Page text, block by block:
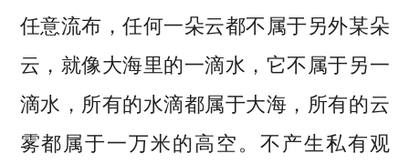
任意流布，任何一朵云都不属于另外某朵
云，就像大海里的一滴水，它不属于另一
滴水，所有的水滴都属于大海，所有的云
雾都属于一万米的高空。不产生私有观